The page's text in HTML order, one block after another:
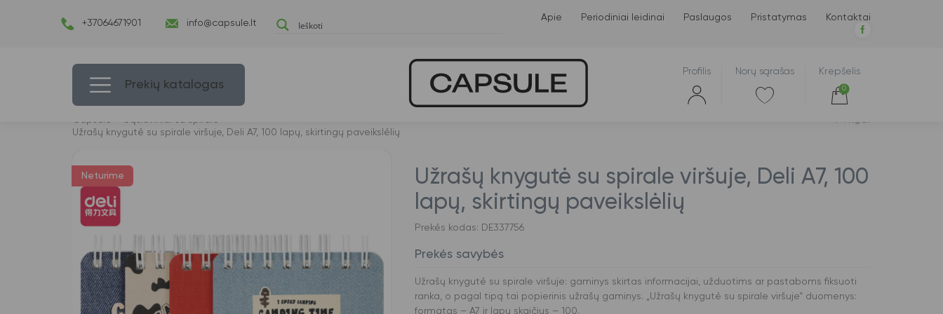
+37064671901 info@capsule.lt
Apie Periodiniai leidinai Paslaugos Pristatymas Kontaktai
Prekių katalogas
Profilis Norų sąrašas Krepšelis
0
Capsulė Sąsiuviniai su spirale
Užrašų knygutė su spirale viršuje, Deli A7, 100 lapų, skirtingų paveikslėlių
Atgal
Neturime
Užrašų knygutė su spirale viršuje, Deli A7, 100
lapų, skirtingų paveikslėlių
Prekės kodas: DE337756
Prekės savybės
Užrašų knygutė su spirale viršuje: gaminys skirtas informacijai, užduotims ar pastaboms fiksuoti
ranka, o pagal tipą tai popierinis užrašų gaminys. „Užrašų knygutė su spirale viršuje“ duomenys:
formatas – A7 ir lapų skaičius – 100.